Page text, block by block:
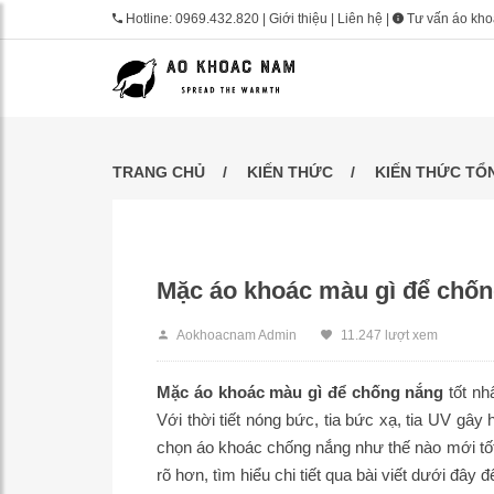
Hotline: 0969.432.820 Giới thiệu Liên hệ Tư vấn áo
TRANG CHỦ KIẾN THỨC KIẾN THỨC
Mặc áo khoác màu gì để
Aokhoacnam Admin 11.247 lượt xem
Mặc áo khoác màu gì để chống nắng tốt
Với thời tiết nóng bức, tia bức xạ, tia UV gây
chọn áo khoác chống nắng như thế nào mới
rõ hơn, tìm hiểu chi tiết qua bài viết dưới đây